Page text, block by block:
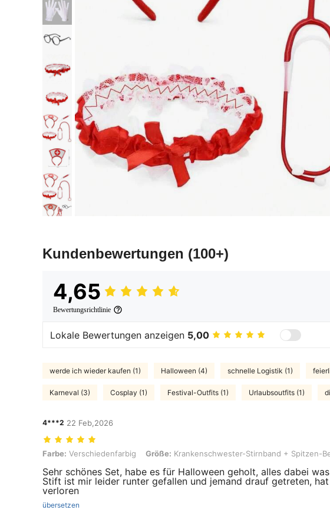
Kundenbewertungen (100+)
4,65
Bewertungsrichtlinie
Lokale Bewertungen anzeigen 5,00
werde ich wieder kaufen (1) Halloween (4) schnelle Logistik (1)
Karneval (3) Cosplay (1) Festival-Outfits (1) Urlaubsoutfits (1)
4***2 22 Feb,2026
Farbe: Verschiedenfarbig, Größe: Krankenschwester-Stirnband + Spitzen-Beinwärmer
Farbe: Verschiedenfarbig Größe: Krankenschwester-Stirnband + Spitzen-
Sehr schönes Set, habe es für Halloween geholt, alles dabei
Stift ist mir leider runter gefallen und jemand drauf getreten,
verloren
übersetzen